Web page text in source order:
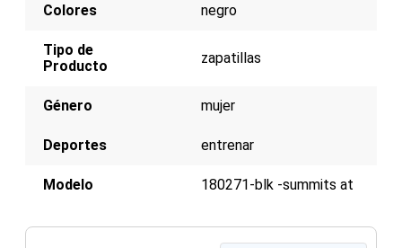
Colores negro
Tipo de
Producto
zapatillas
Género mujer
Deportes entrenar
Modelo 180271-blk -summits at